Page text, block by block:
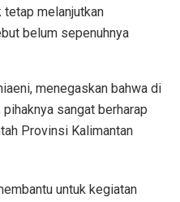
tetap melanjutkan
belum sepenuhnya
menegaskan bahwa di
sangat berharap
Provinsi Kalimantan
untuk kegiatan